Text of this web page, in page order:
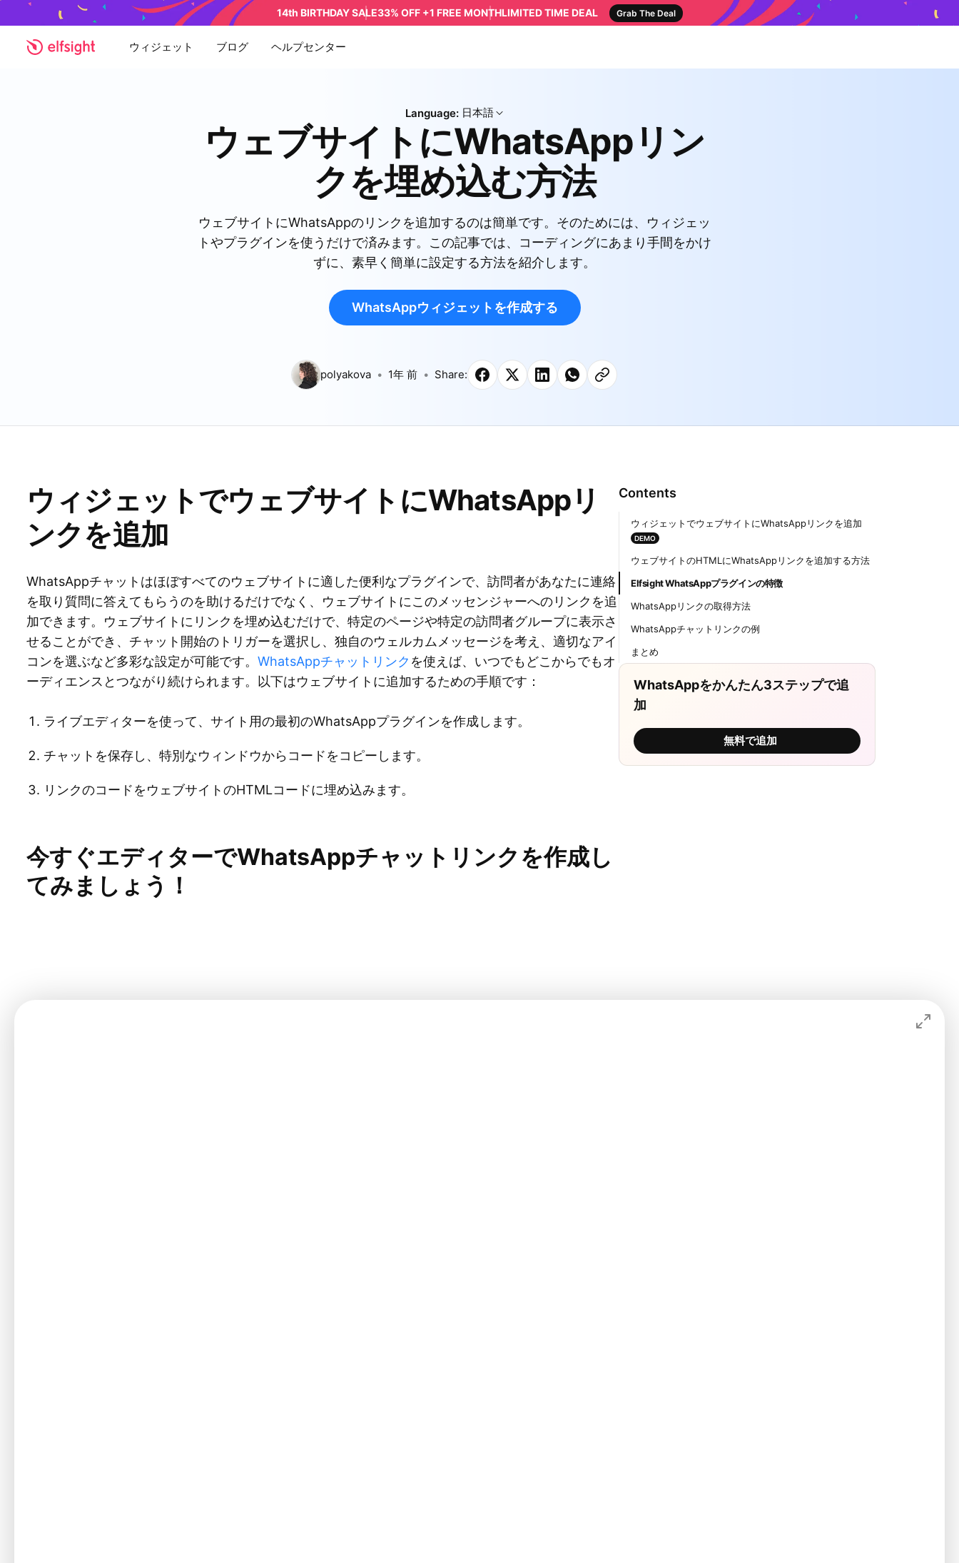
14th BIRTHDAY SALE33% OFF +1 FREE MONTHLIMITED TIME DEAL Grab The Deal
ウィジェット ブログ ヘルプセンター
Language: 日本語
ウェブサイトにWhatsAppリン
クを埋め込む方法
ウェブサイトにWhatsAppのリンクを追加するのは簡単です。そのためには、ウィジェッ
トやプラグインを使うだけで済みます。この記事では、コーディングにあまり手間をかけ
ずに、素早く簡単に設定する方法を紹介します。
WhatsAppウィジェットを作成する
polyakova 1年 前 Share:
ウィジェットでウェブサイトにWhatsAppリ
ンクを追加
WhatsAppチャットはほぼすべてのウェブサイトに適した便利なプラグインで、訪問者があなたに連絡
を取り質問に答えてもらうのを助けるだけでなく、ウェブサイトにこのメッセンジャーへのリンクを追
加できます。ウェブサイトにリンクを埋め込むだけで、特定のページや特定の訪問者グループに表示さ
せることができ、チャット開始のトリガーを選択し、独自のウェルカムメッセージを考え、適切なアイ
コンを選ぶなど多彩な設定が可能です。 WhatsAppチャットリンク を使えば、いつでもどこからでもオ
ーディエンスとつながり続けられます。以下はウェブサイトに追加するための手順です：
ライブエディターを使って、サイト用の最初のWhatsAppプラグインを作成します。
チャットを保存し、特別なウィンドウからコードをコピーします。
リンクのコードをウェブサイトのHTMLコードに埋め込みます。
今すぐエディターでWhatsAppチャットリンクを作成し
てみましょう！
Contents
ウィジェットでウェブサイトにWhatsAppリンクを追加
DEMO
ウェブサイトのHTMLにWhatsAppリンクを追加する方法
Elfsight WhatsAppプラグインの特徴
WhatsAppリンクの取得方法
WhatsAppチャットリンクの例
まとめ
WhatsAppをかんたん3ステップで追
加
無料で追加